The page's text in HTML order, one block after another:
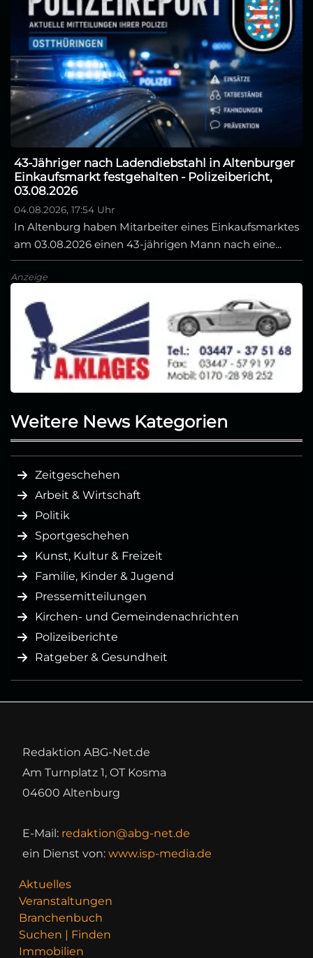
43-Jähriger nach Ladendiebstahl in Altenburger
Einkaufsmarkt festgehalten - Polizeibericht,
03.08.2026
04.08.2026, 17:54 Uhr
In Altenburg haben Mitarbeiter eines Einkaufsmarktes
am 03.08.2026 einen 43-jährigen Mann nach eine...
Anzeige
Weitere News Kategorien
Zeitgeschehen
Arbeit & Wirtschaft
Politik
Sportgeschehen
Kunst, Kultur & Freizeit
Familie, Kinder & Jugend
Pressemitteilungen
Kirchen- und Gemeindenachrichten
Polizeiberichte
Ratgeber & Gesundheit
Redaktion ABG-Net.de
Am Turnplatz 1, OT Kosma
04600 Altenburg
E-Mail: redaktion@abg-net.de
ein Dienst von: www.isp-media.de
Aktuelles
Veranstaltungen
Branchenbuch
Suchen | Finden
Immobilien